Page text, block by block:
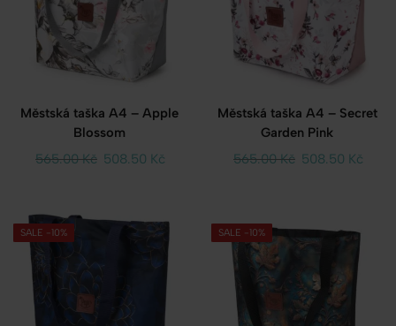
Městská taška A4 – Apple
Blossom
565.00Kč 508.50 Kč
Městská taška A4 – Secret
Garden Pink
565.00Kč 508.50 Kč
SALE -10% SALE -10%